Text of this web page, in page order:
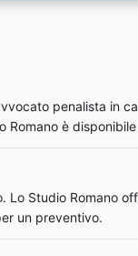
penalista in
Romano è
Lo Studio Romano
un preventivo.